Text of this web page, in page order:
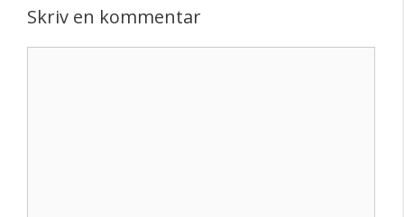
Skriv en kommentar